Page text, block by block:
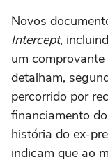
Novos
Intercept,
um
detalham,
percorrido por
financiamento
história do ex-
indicam que ao